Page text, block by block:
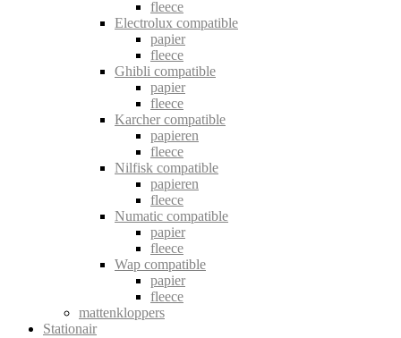
fleece
Electrolux compatible
papier
fleece
Ghibli compatible
papier
fleece
Karcher compatible
papieren
fleece
Nilfisk compatible
papieren
fleece
Numatic compatible
papier
fleece
Wap compatible
papier
fleece
mattenkloppers
Stationair